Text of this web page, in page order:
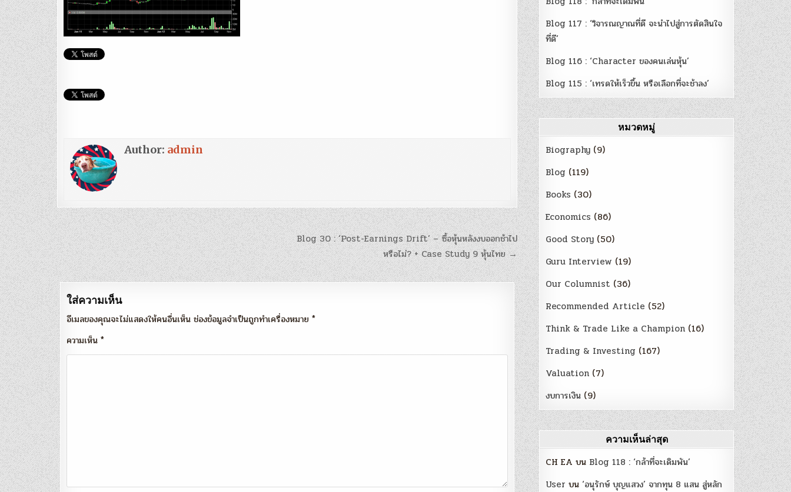
Author: admin
แนะแนว
เรื่อง
Blog 30 : ‘Post-Earnings Drift’ – ซื้อหุ้นหลังงบออกช้าไป
หรือไม่? + Case Study 9 หุ้นไทย →
ใส่ความเห็น
อีเมลของคุณจะไม่แสดงให้คนอื่นเห็น ช่องข้อมูลจำเป็นถูกทำเครื่องหมาย *
ความเห็น *
Blog 117 : ‘วิจารณญาณที่ดี จะนำไปสู่การตัดสินใจ
ที่ดี’
Blog 116 : ‘Character ของคนเล่นหุ้น’
Blog 115 : ‘เทรดให้เร็วขึ้น หรือเลือกที่จะช้าลง’
หมวดหมู่
Biography (9)
Blog (119)
Books (30)
Economics (86)
Good Story (50)
Guru Interview (19)
Our Columnist (36)
Recommended Article (52)
Think & Trade Like a Champion (16)
Trading & Investing (167)
Valuation (7)
งบการเงิน (9)
ความเห็นล่าสุด
CH EA บน Blog 118 : ‘กล้าที่จะเดิมพัน’
User บน‘อนุรักษ์ บุญแสวง’ จากทุน 8 แสน สู่หลัก